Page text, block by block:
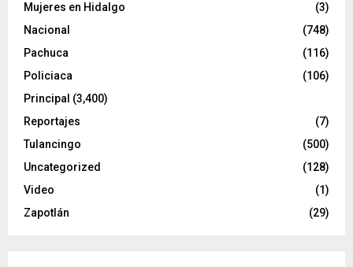
Mujeres en Hidalgo
(3)
Nacional
(748)
Pachuca
(116)
Policiaca
(106)
Principal (3,400)
Reportajes
(7)
Tulancingo
(500)
Uncategorized
(128)
Video
(1)
Zapotlán
(29)